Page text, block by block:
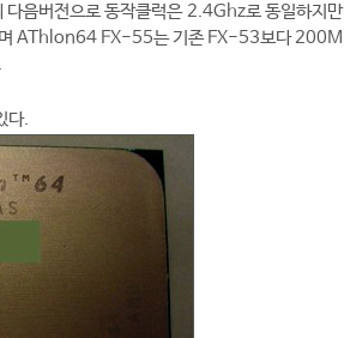
버전으로 동작클럭은 2.4Ghz로 동일하지만
며 AThlon64 FX-55는 기존 FX-53보다 200M
다.